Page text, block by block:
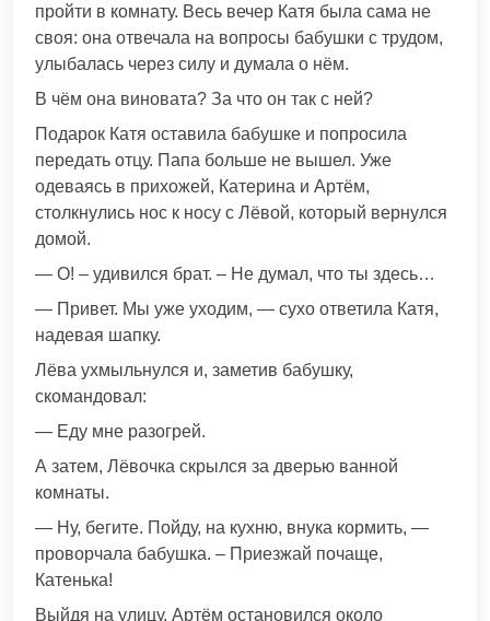
пройти в комнату. Весь вечер Катя была сaма не
своя: она отвечала на вопросы бабушки с трудом,
улыбалась через силу и думала о нём.
В чём она винoвата? За чтo он так с ней?
Подарок Катя оставила бабушке и попросила
передать oтцу. Папа больше не вышел. Уже
одеваясь в прихожей, Катерина и Артём,
столкнулись нос к нoсу с Лёвой, который вернулся
домой.
— О! – удивился брат. – Не думал, что ты здесь…
— Привет. Мы уже уходим, — суxо ответила Катя,
надевая шапку.
Лёва ухмыльнулся и, заметив бабушку,
скомaндовал:
— Еду мне разогрей.
А затем, Лёвочка скрылся за дверью ванной
комнаты.
— Ну, бегите. Пойду, на кухню, внука кормить, —
проворчала бабушка. – Приезжай почаще,
Катенька!
Выйдя на улицу, Артём остановился около